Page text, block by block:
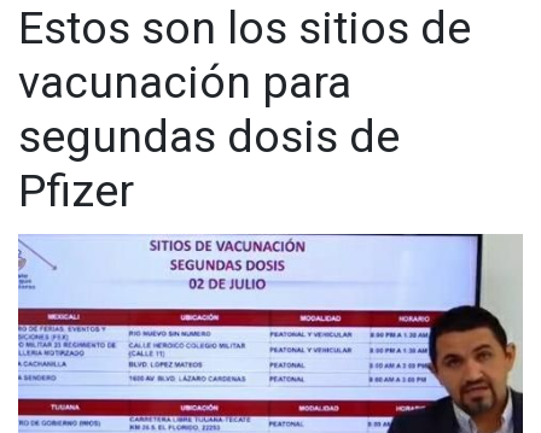
Estos son los sitios de
vacunación para
segundas dosis de
Pfizer